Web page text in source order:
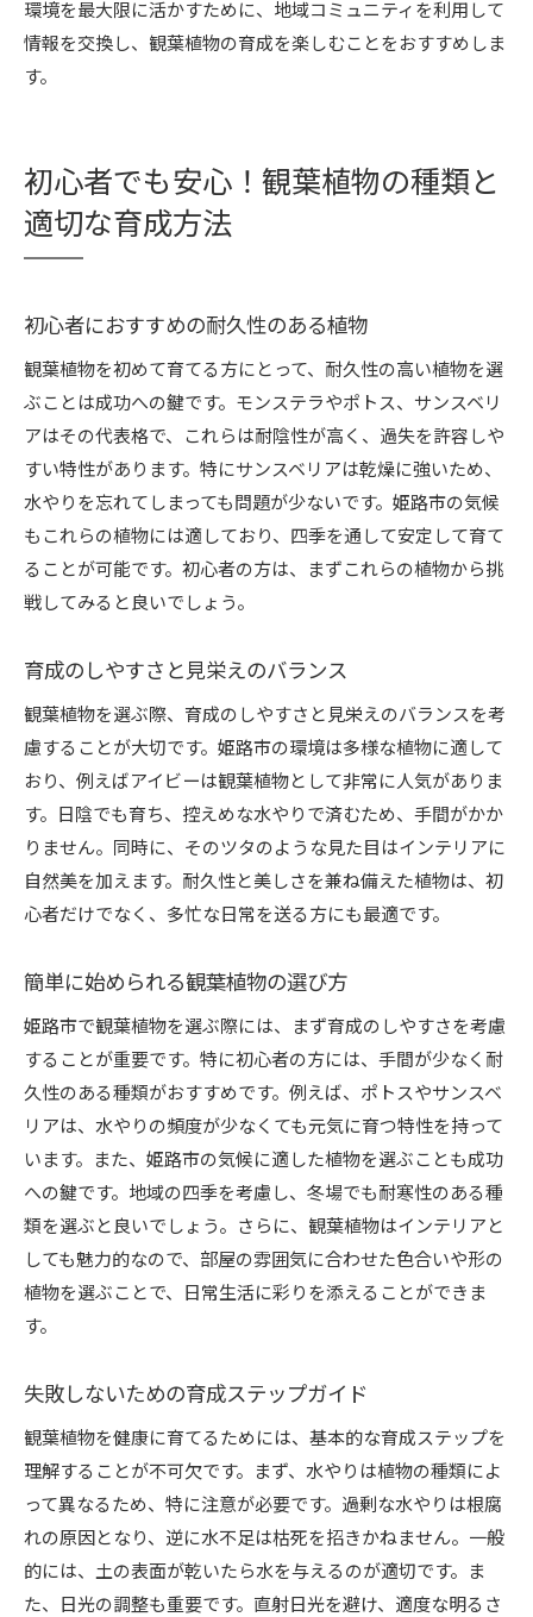
環境を最大限に活かすために、地域コミュニティを利用して
情報を交換し、観葉植物の育成を楽しむことをおすすめしま
す。
初心者でも安心！観葉植物の種類と
適切な育成方法
初心者におすすめの耐久性のある植物
観葉植物を初めて育てる方にとって、耐久性の高い植物を選
ぶことは成功への鍵です。モンステラやポトス、サンスベリ
アはその代表格で、これらは耐陰性が高く、過失を許容しや
すい特性があります。特にサンスベリアは乾燥に強いため、
水やりを忘れてしまっても問題が少ないです。姫路市の気候
もこれらの植物には適しており、四季を通して安定して育て
ることが可能です。初心者の方は、まずこれらの植物から挑
戦してみると良いでしょう。
育成のしやすさと見栄えのバランス
観葉植物を選ぶ際、育成のしやすさと見栄えのバランスを考
慮することが大切です。姫路市の環境は多様な植物に適して
おり、例えばアイビーは観葉植物として非常に人気がありま
す。日陰でも育ち、控えめな水やりで済むため、手間がかか
りません。同時に、そのツタのような見た目はインテリアに
自然美を加えます。耐久性と美しさを兼ね備えた植物は、初
心者だけでなく、多忙な日常を送る方にも最適です。
簡単に始められる観葉植物の選び方
姫路市で観葉植物を選ぶ際には、まず育成のしやすさを考慮
することが重要です。特に初心者の方には、手間が少なく耐
久性のある種類がおすすめです。例えば、ポトスやサンスベ
リアは、水やりの頻度が少なくても元気に育つ特性を持って
います。また、姫路市の気候に適した植物を選ぶことも成功
への鍵です。地域の四季を考慮し、冬場でも耐寒性のある種
類を選ぶと良いでしょう。さらに、観葉植物はインテリアと
しても魅力的なので、部屋の雰囲気に合わせた色合いや形の
植物を選ぶことで、日常生活に彩りを添えることができま
す。
失敗しないための育成ステップガイド
観葉植物を健康に育てるためには、基本的な育成ステップを
理解することが不可欠です。まず、水やりは植物の種類によ
って異なるため、特に注意が必要です。過剰な水やりは根腐
れの原因となり、逆に水不足は枯死を招きかねません。一般
的には、土の表面が乾いたら水を与えるのが適切です。ま
た、日光の調整も重要です。直射日光を避け、適度な明るさ